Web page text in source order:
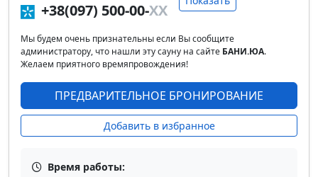
+38(097) 500-00-XX
Мы будем очень признательны если Вы сообщите
администратору, что нашли эту сауну на сайте БАНИ.ЮА.
Желаем приятного времяпровождения!
ПРЕДВАРИТЕЛЬНОЕ БРОНИРОВАНИЕ
Добавить в избранное
Время работы: